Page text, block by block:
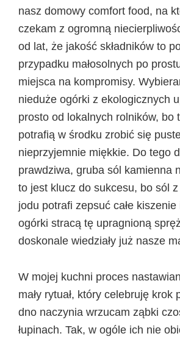
nasz domowy comfort food, na
czekam z ogromną
od lat, że jakość składników to
przypadku małosolnych po
miejsca na kompromisy.
nieduże ogórki z ekologicznych
prosto od lokalnych rolników, bo
potrafią w środku zrobić się
nieprzyjemnie miękkie. Do tego
prawdziwa, gruba sól kamienna
to jest klucz do sukcesu, bo sól
jodu potrafi zepsuć całe
ogórki stracą tę upragnioną
doskonale wiedziały już nasze
W mojej kuchni proces
mały rytuał, który celebruję krok
dno naczynia wrzucam ząbki
łupinach. Tak, w ogóle ich nie